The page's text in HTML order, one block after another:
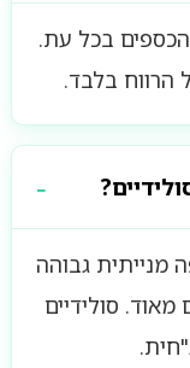
הכספים בכל עת.
הרווח בלבד.
מנייתית גבוהה
מאוד. סולידיים